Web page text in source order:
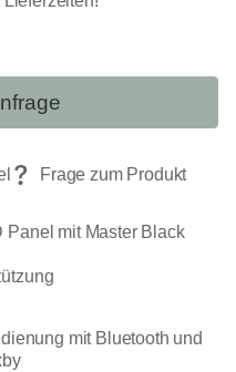
Panel mit Master Black
mit Bluetooth und